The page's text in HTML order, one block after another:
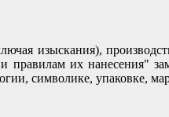
изыскания),
их нанесения"
символике, упаковке,